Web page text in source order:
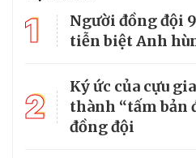
1
Người đồng đội
tiễn biệt Anh
2
Ký ức của cựu
thành “tấm bản
đồng đội